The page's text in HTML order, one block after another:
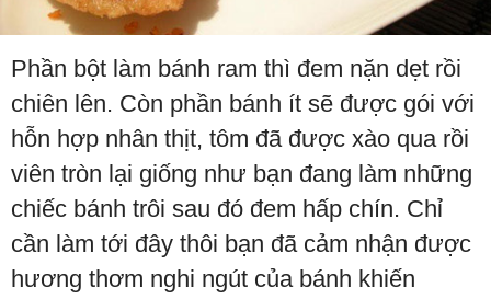
Phần bột làm bánh ram thì đem nặn dẹt rồi
chiên lên. Còn phần bánh ít sẽ được gói với
hỗn hợp nhân thịt, tôm đã được xào qua rồi
viên tròn lại giống như bạn đang làm những
chiếc bánh trôi sau đó đem hấp chín. Chỉ
cần làm tới đây thôi bạn đã cảm nhận được
hương thơm nghi ngút của bánh khiến